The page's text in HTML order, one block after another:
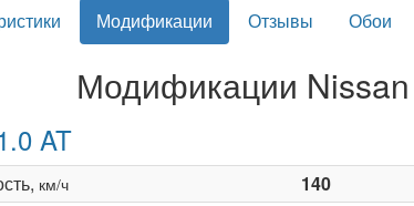
Модификации Отзывы Обои
Модификации
AT
км/ч
140